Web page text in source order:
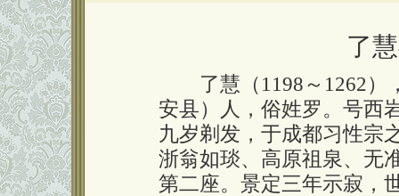
了
了慧（1198～1262）
安县）人，俗姓罗。号西
九岁剃发，于成都习性宗
浙翁如琰、高原祖泉、无
第二座。景定三年示寂，